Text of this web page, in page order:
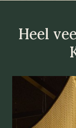
Heel